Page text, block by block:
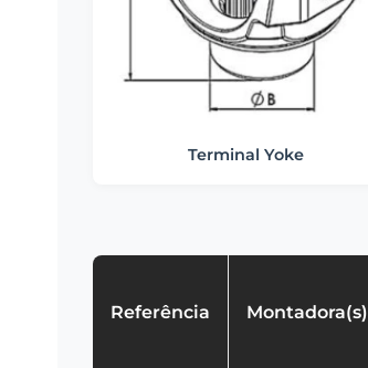
Terminal Yoke
Referência Montadora(s)